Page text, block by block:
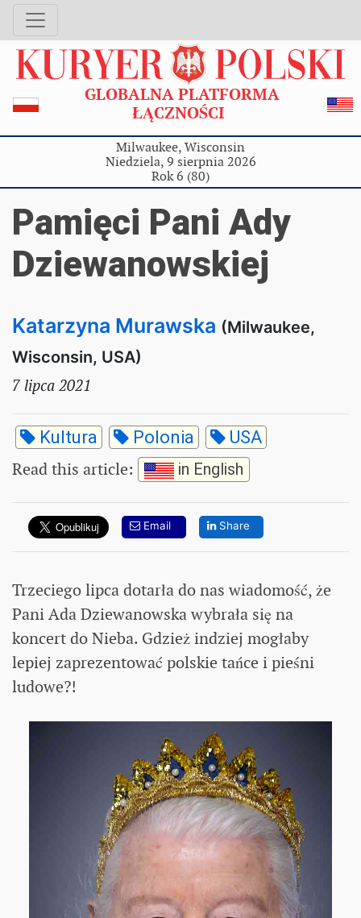
GLOBALNA PLATFORMA
ŁĄCZNOŚCI
Milwaukee, Wisconsin
Niedziela, 9 sierpnia 2026
Rok 6 (80)
Pamięci Pani Ady
Dziewanowskiej
Katarzyna Murawska (Milwaukee,
Wisconsin, USA)
7 lipca 2021
Kultura Polonia USA
Read this article: in English
Email Share
Trzeciego lipca dotarła do nas wiadomość, że
Pani Ada Dziewanowska wybrała się na
koncert do Nieba. Gdzież indziej mogłaby
lepiej zaprezentować polskie tańce i pieśni
ludowe?!